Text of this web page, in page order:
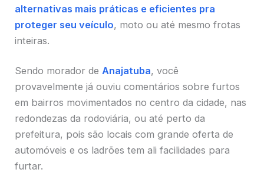
alternativas mais práticas e eficientes pra
proteger seu veículo, moto ou até mesmo frotas
inteiras.
Sendo morador de Anajatuba, você
provavelmente já ouviu comentários sobre furtos
em bairros movimentados no centro da cidade, nas
redondezas da rodoviária, ou até perto da
prefeitura, pois são locais com grande oferta de
automóveis e os ladrões tem ali facilidades para
furtar.